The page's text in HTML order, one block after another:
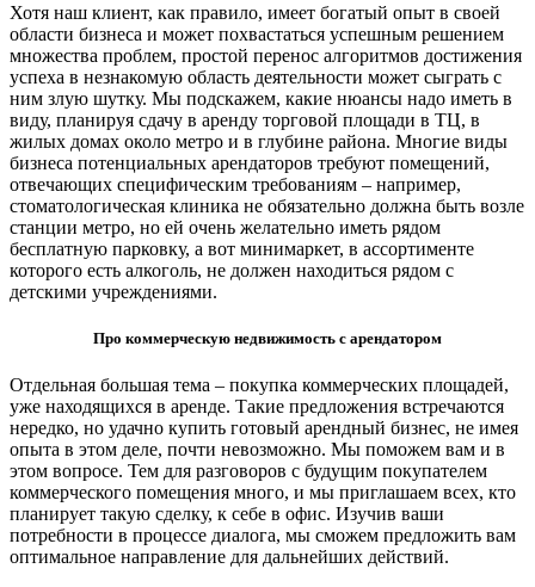
Хотя наш клиент, как правило, имеет богатый опыт в своей
области бизнеса и может похвастаться успешным решением
множества проблем, простой перенос алгоритмов достижения
успеха в незнакомую область деятельности может сыграть с
ним злую шутку. Мы подскажем, какие нюансы надо иметь в
виду, планируя сдачу в аренду торговой площади в ТЦ, в
жилых домах около метро и в глубине района. Многие виды
бизнеса потенциальных арендаторов требуют помещений,
отвечающих специфическим требованиям – например,
стоматологическая клиника не обязательно должна быть возле
станции метро, но ей очень желательно иметь рядом
бесплатную парковку, а вот минимаркет, в ассортименте
которого есть алкоголь, не должен находиться рядом с
детскими учреждениями.
Про коммерческую недвижимость с арендатором
Отдельная большая тема – покупка коммерческих площадей,
уже находящихся в аренде. Такие предложения встречаются
нередко, но удачно купить готовый арендный бизнес, не имея
опыта в этом деле, почти невозможно. Мы поможем вам и в
этом вопросе. Тем для разговоров с будущим покупателем
коммерческого помещения много, и мы приглашаем всех, кто
планирует такую сделку, к себе в офис. Изучив ваши
потребности в процессе диалога, мы сможем предложить вам
оптимальное направление для дальнейших действий.